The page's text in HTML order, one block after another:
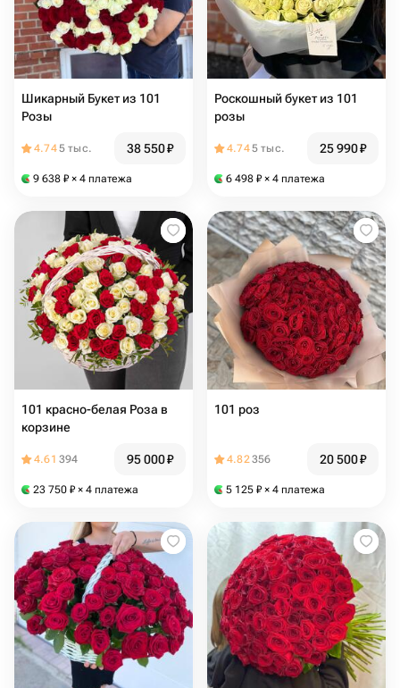
Шикарный Букет из 101
Розы
4.745 тыс. 38 550₽
9 638 ₽ × 4 платежа
Роскошный букет из 101
розы
4.745 тыс. 25 990₽
6 498 ₽ × 4 платежа
101 красно-белая Роза в
корзине
4.61 394 95 000₽
23 750 ₽ × 4 платежа
101 роз
4.82356 20 500₽
5 125 ₽ × 4 платежа